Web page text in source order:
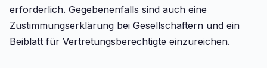
erforderlich. Gegebenenfalls sind auch eine
Zustimmungserklärung bei Gesellschaftern und ein
Beiblatt für Vertretungsberechtigte einzureichen.